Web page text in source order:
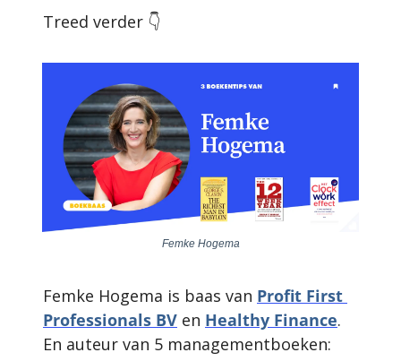
Treed verder 👇
Femke Hogema
Femke Hogema is baas van Profit First
Professionals BV en Healthy Finance.
En auteur van 5 managementboeken: